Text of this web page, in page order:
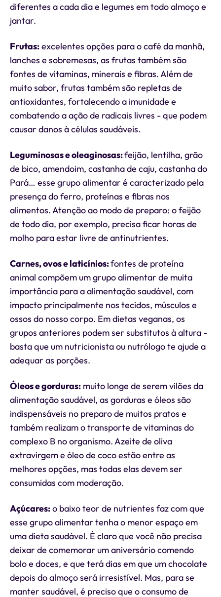
diferentes a cada dia e legumes em todo almoço e
jantar.
Frutas:excelentes opções para o café da manhã,
lanches e sobremesas, as frutas também são
fontes de vitaminas, minerais e fibras. Além de
muito sabor, frutas também são repletas de
antioxidantes, fortalecendo a imunidade e
combatendo a ação de radicais livres - que podem
causar danos à células saudáveis.
Leguminosas e oleaginosas:feijão, lentilha, grão
de bico, amendoim, castanha de caju, castanha do
Pará… esse grupo alimentar é caracterizado pela
presença do ferro, proteínas e fibras nos
alimentos. Atenção ao modo de preparo: o feijão
de todo dia, por exemplo, precisa ficar horas de
molho para estar livre de antinutrientes.
Carnes, ovos e laticínios:fontes de proteína
animal compõem um grupo alimentar de muita
importância para a alimentação saudável, com
impacto principalmente nos tecidos, músculos e
ossos do nosso corpo. Em dietas veganas, os
grupos anteriores podem ser substitutos à altura -
basta que um nutricionista ou nutrólogo te ajude a
adequar as porções.
Óleos e gorduras: muito longe de serem vilões da
alimentação saudável, as gorduras e óleos são
indispensáveis no preparo de muitos pratos e
também realizam o transporte de vitaminas do
complexo B no organismo. Azeite de oliva
extravirgem e óleo de coco estão entre as
melhores opções, mas todas elas devem ser
consumidas com moderação.
Açúcares:o baixo teor de nutrientes faz com que
esse grupo alimentar tenha o menor espaço em
uma dieta saudável. É claro que você não precisa
deixar de comemorar um aniversário comendo
bolo e doces, e que terá dias em que um chocolate
depois do almoço será irresistível. Mas, para se
manter saudável, é preciso que o consumo de